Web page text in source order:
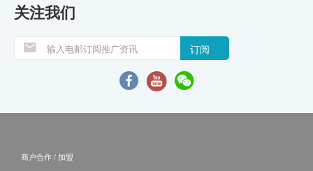
关注我们
订阅
商户合作 / 加盟